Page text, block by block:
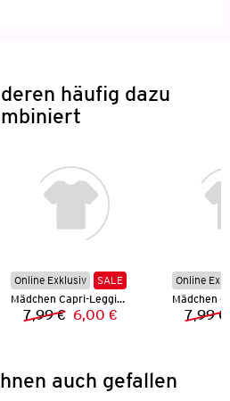
häufig dazu
Online Exklusiv
SALE
Mädchen Capri-Leggings
Vorheriger Preis:
7,99 € Neuer Preis:
6,00 €
Online
7,99 €
auch gefallen